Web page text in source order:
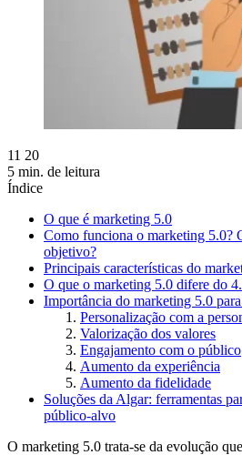
11 20
5 min. de leitura
Índice
O que é marketing 5.0
Como funciona o marketing 5.0?
objetivo?
Principais características do
O que o marketing 5.0 difere do
Importância do marketing 5.0
Personalização com a
Valorização dos valores
Engajamento com o público
Aumento da experiência
Aumento da fidelidade
Soluções da Algar: ferramentas
público-alvo
O marketing 5.0 trata-se da evolução